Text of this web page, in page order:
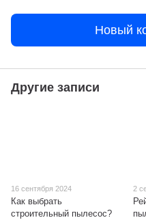
Новый
Другие записи
16 сентября 2024
Как выбрать
строительный пылесос?
2